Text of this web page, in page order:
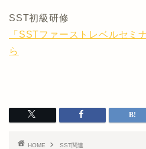
SST初級研修
「SSTファーストレベルセミ
ら
HOME
SST関連